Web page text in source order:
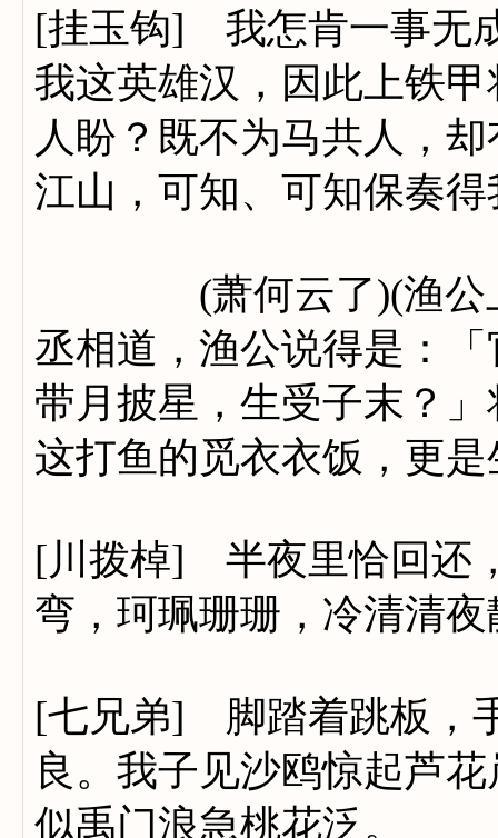
[挂玉钩] 我怎肯一事无
我这英雄汉，因此上铁
人盼？既不为马共人，
江山，可知、可知保奏
(萧何云了)(渔公上
丞相道，渔公说得是：
带月披星，生受子末？
这打鱼的觅衣衣饭，更
[川拨棹] 半夜里恰回还
弯，珂珮珊珊，冷清清
[七兄弟] 脚踏着跳板，
良。我子见沙鸥惊起芦
似禹门浪急桃花泛。